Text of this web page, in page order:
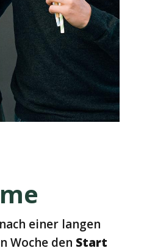
einer langen
Woche den Start